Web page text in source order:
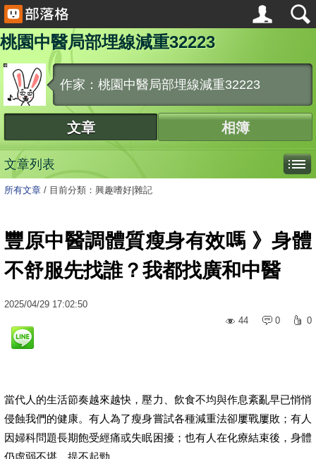
桃園中醫局部埋線減重32223
作家：桃園中醫局部埋線減重32223
文章 相簿
文章列表
所有文章 / 目前分類：興趣嗜好|雜記
豐原中醫調體質瘦身有效嗎 》身體
不舒服先找誰？我都找廣和中醫
2025/04/29 17:02:50
44
0 0
當代人的生活節奏越來越快，壓力、飲食不均與作息紊亂早已悄悄
侵蝕我們的健康。有人為了瘦身嘗試各種減重法卻屢戰屢敗；有人
因婦科問題長期飽受經痛或失眠困擾；也有人在化療結束後，身體
仍虛弱不堪、提不起勁。